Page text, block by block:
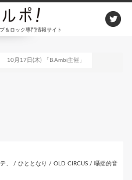
＆ロック専門情報サイト
10月17日(木) 「B.Ambi主催」
、 / ひととなり / OLD CIRCUS / 囁揺的音